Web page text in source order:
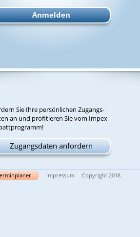
Sie Ih­re per­sön­li­chen Zu­gangs­
an und pro­fi­tie­ren Sie vom Im­pex-
Zugangsdaten anfordern
Impressum Copyright 2018